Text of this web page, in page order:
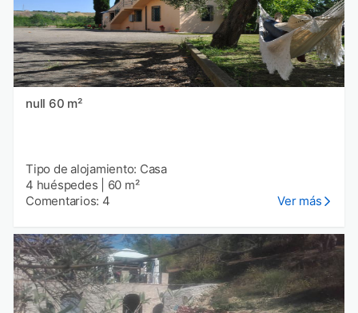
null 60 m²
Tipo de alojamiento: Casa
4 huéspedes
60 m²
Comentarios: 4
Ver más